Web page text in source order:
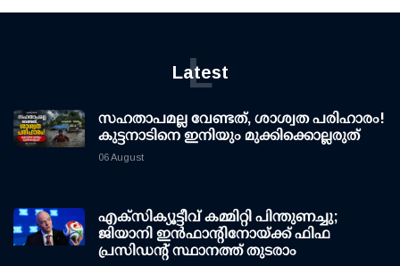
Latest
L
സഹതാപമല്ല വേണ്ടത്, ശാശ്വത പരിഹാരം!
കുട്ടനാടിനെ ഇനിയും മുക്കിക്കൊല്ലരുത്
06 August
എക്സിക്യൂട്ടീവ് കമ്മിറ്റി പിന്തുണച്ചു;
ജിയാനി ഇന്‍ഫാന്റിനോയ്ക്ക് ഫിഫ
പ്രസിഡന്റ് സ്ഥാനത്ത് തുടരാം